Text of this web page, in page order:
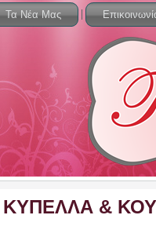
Τα Νέα Μας
ΚΥΠΕΛΛΑ &